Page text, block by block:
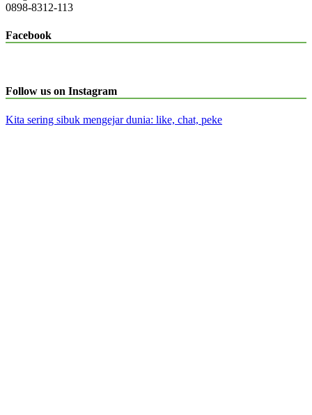
0898-8312-113
Facebook
Follow us on Instagram
Kita sering sibuk mengejar dunia: like, chat, peke